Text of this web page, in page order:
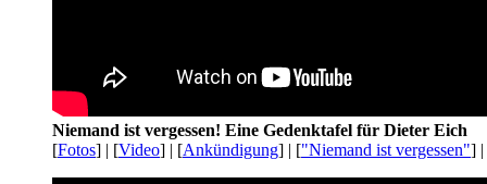
Niemand ist vergessen! Eine Gedenktafel für Dieter Eich
[Fotos] | [Video] | [Ankündigung] | ["Niemand ist vergessen"]